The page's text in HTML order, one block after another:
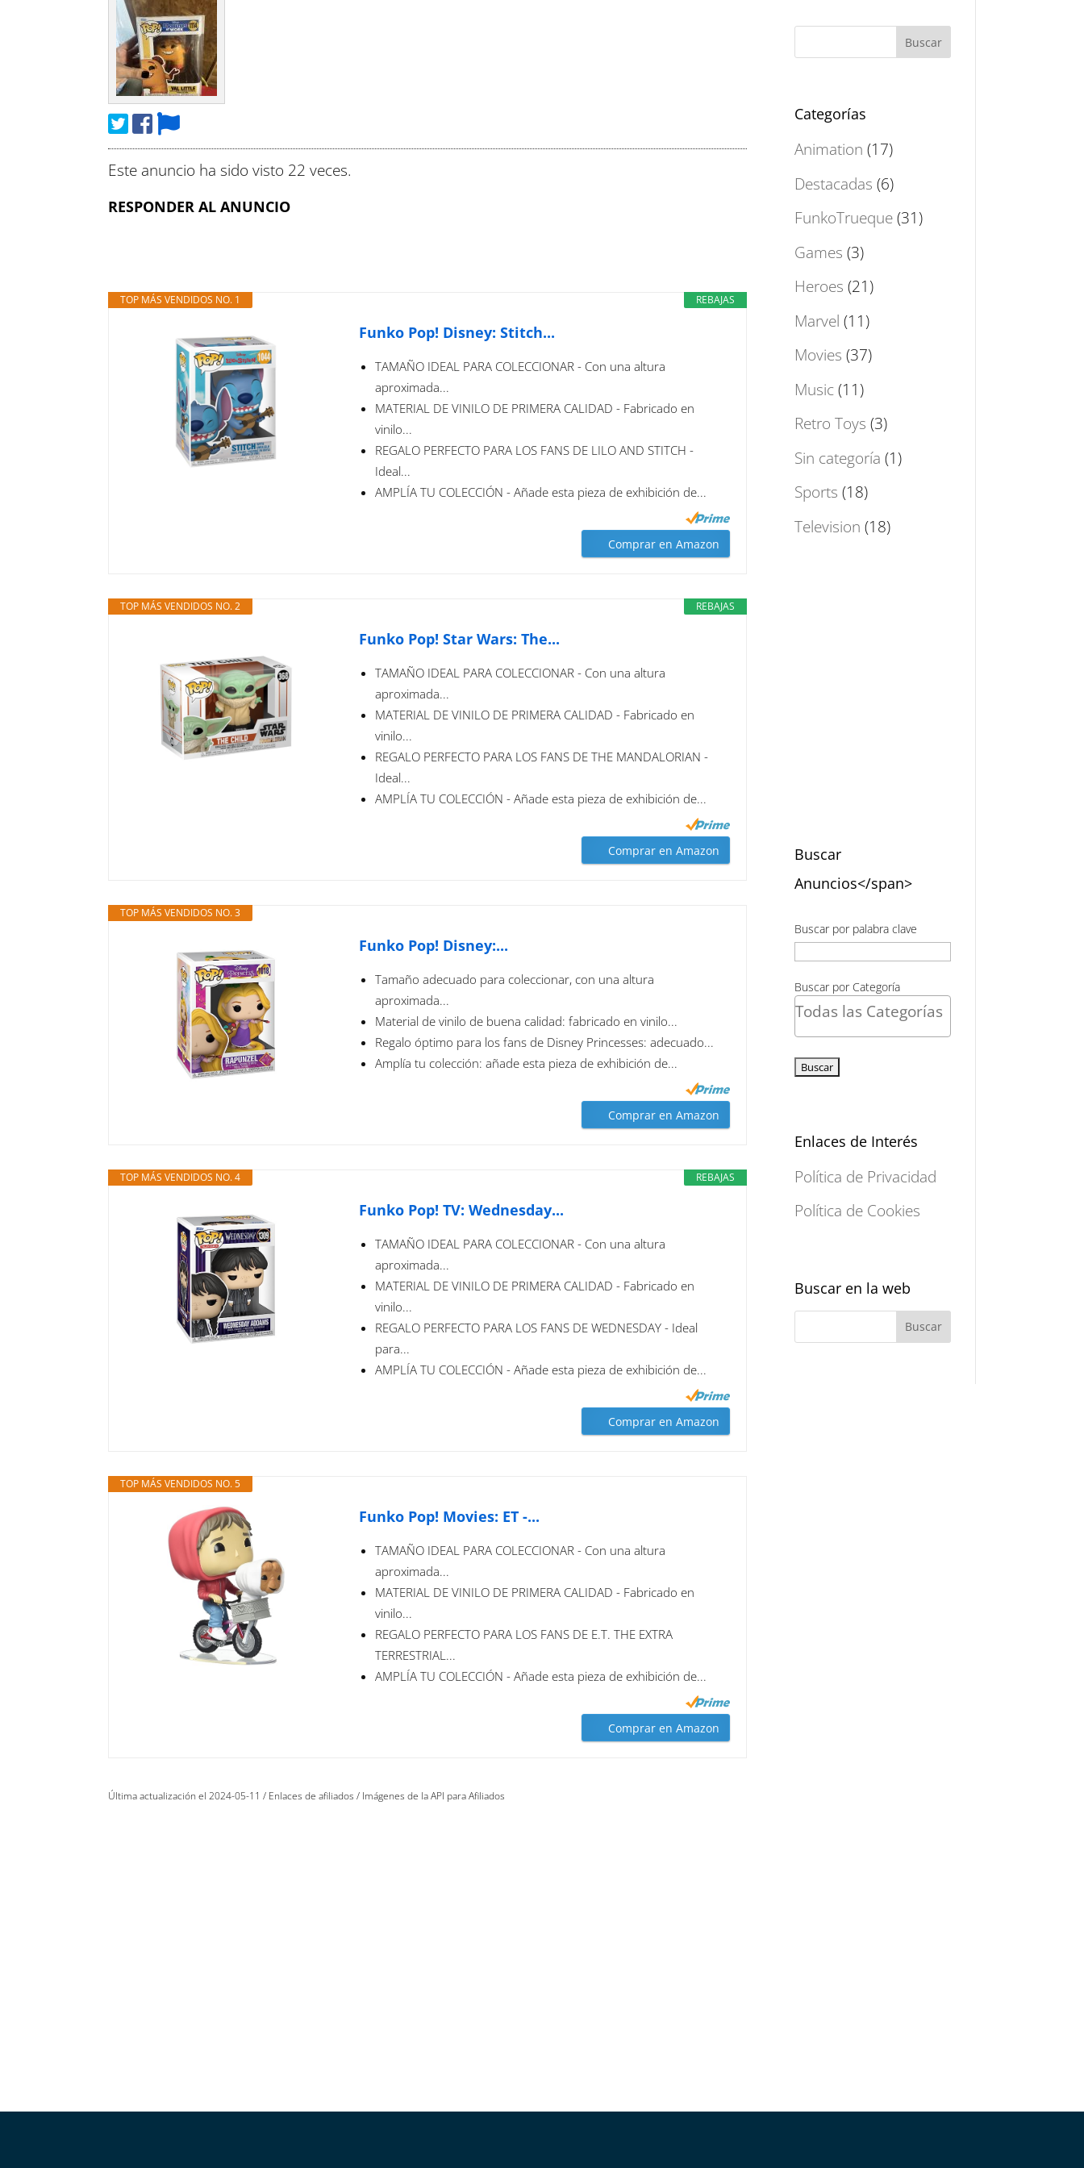
Este anuncio ha sido visto 22 veces.
RESPONDER AL ANUNCIO
REBAJAS
TOP MÁS VENDIDOS NO. 1
Funko Pop! Disney: Stitch...
TAMAÑO IDEAL PARA COLECCIONAR - Con una altura
aproximada...
MATERIAL DE VINILO DE PRIMERA CALIDAD - Fabricado en
vinilo...
REGALO PERFECTO PARA LOS FANS DE LILO AND STITCH -
Ideal...
AMPLÍA TU COLECCIÓN - Añade esta pieza de exhibición de...
Comprar en Amazon
REBAJAS
TOP MÁS VENDIDOS NO. 2
Funko Pop! Star Wars: The...
TAMAÑO IDEAL PARA COLECCIONAR - Con una altura
aproximada...
MATERIAL DE VINILO DE PRIMERA CALIDAD - Fabricado en
vinilo...
REGALO PERFECTO PARA LOS FANS DE THE MANDALORIAN -
Ideal...
AMPLÍA TU COLECCIÓN - Añade esta pieza de exhibición de...
Comprar en Amazon
TOP MÁS VENDIDOS NO. 3
Funko Pop! Disney:...
Tamaño adecuado para coleccionar, con una altura
aproximada...
Material de vinilo de buena calidad: fabricado en vinilo...
Regalo óptimo para los fans de Disney Princesses: adecuado...
Amplía tu colección: añade esta pieza de exhibición de...
Comprar en Amazon
REBAJAS
TOP MÁS VENDIDOS NO. 4
Funko Pop! TV: Wednesday...
TAMAÑO IDEAL PARA COLECCIONAR - Con una altura
aproximada...
MATERIAL DE VINILO DE PRIMERA CALIDAD - Fabricado en
vinilo...
REGALO PERFECTO PARA LOS FANS DE WEDNESDAY - Ideal
para...
AMPLÍA TU COLECCIÓN - Añade esta pieza de exhibición de...
Comprar en Amazon
TOP MÁS VENDIDOS NO. 5
Funko Pop! Movies: ET -...
TAMAÑO IDEAL PARA COLECCIONAR - Con una altura
aproximada...
MATERIAL DE VINILO DE PRIMERA CALIDAD - Fabricado en
vinilo...
REGALO PERFECTO PARA LOS FANS DE E.T. THE EXTRA
TERRESTRIAL...
AMPLÍA TU COLECCIÓN - Añade esta pieza de exhibición de...
Comprar en Amazon
Última actualización el 2024-05-11 / Enlaces de afiliados / Imágenes de la API para Afiliados
Categorías
Animation (17)
Destacadas (6)
FunkoTrueque(31)
Games (3)
Heroes (21)
Marvel (11)
Movies (37)
Music(11)
Retro Toys (3)
Sin categoría (1)
Sports (18)
Television (18)
Buscar
Anuncios</span>
Buscar por palabra clave
Buscar por Categoría
Enlaces de Interés
Política de Privacidad
Política de Cookies
Buscar en la web